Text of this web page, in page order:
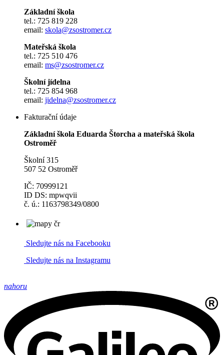
Základní škola
tel.: 725 819 228
email: skola@zsostromer.cz
Mateřská škola
tel.: 725 510 476
email: ms@zsostromer.cz
Školní jídelna
tel.: 725 854 968
email: jidelna@zsostromer.cz
Fakturační údaje
Základní škola Eduarda Štorcha a mateřská škola
Ostroměř
Školní 315
507 52 Ostroměř
IČ: 70999121
ID DS: mpwqvii
č. ú.: 1163798349/0800
Sledujte nás na Facebooku
Sledujte nás na Instagramu
nahoru